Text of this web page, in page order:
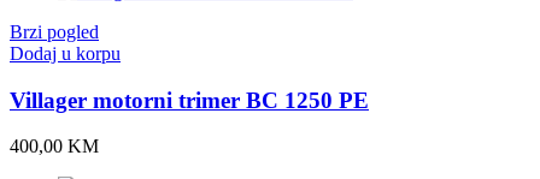
Brzi pogled
Dodaj u korpu
Villager motorni trimer BC 1250 PE
400,00 KM